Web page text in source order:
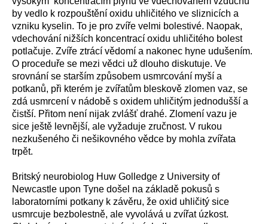
by vedlo k rozpouštění oxidu uhličitého ve sliznicích a
vzniku kyselin. To je pro zvíře velmi bolestivé. Naopak,
vdechování nižších koncentrací oxidu uhličitého bolest
potlačuje. Zvíře ztrácí vědomí a nakonec hyne udušením.
O proceduře se mezi vědci už dlouho diskutuje. Ve
srovnání se starším způsobem usmrcování myší a
potkanů, při kterém je zvířatům bleskově zlomen vaz, se
zdá usmrcení v nádobě s oxidem uhličitým jednodušší a
čistší. Přitom není nijak zvlášť drahé. Zlomení vazu je
sice ještě levnější, ale vyžaduje zručnost. V rukou
nezkušeného či nešikovného vědce by mohla zvířata
trpět.
Britský neurobiolog Huw Golledge z University of
Newcastle upon Tyne došel na základě pokusů s
laboratorními potkany k závěru, že oxid uhličitý sice
usmrcuje bezbolestně, ale vyvolává u zvířat úzkost.